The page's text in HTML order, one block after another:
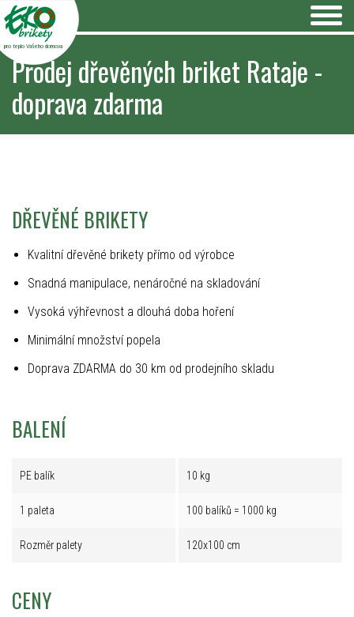
pro teplo Vašeho domova
Prodej dřevěných briket Rataje -
doprava zdarma
DŘEVĚNÉ BRIKETY
Kvalitní dřevěné brikety přímo od výrobce
Snadná manipulace, nenáročné na skladování
Vysoká výhřevnost a dlouhá doba hoření
Minimální množství popela
Doprava ZDARMA do 30 km od prodejního skladu
BALENÍ
PE balík 10 kg
1 paleta 100 balíků = 1000 kg
Rozměr palety 120x100 cm
CENY